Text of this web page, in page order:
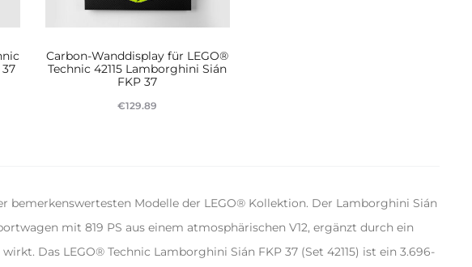
Carbon-Wanddisplay für LEGO®
Technic 42115 Lamborghini Sián
FKP 37
€129.89
bemerkenswertesten Modelle der LEGO® Kollektion. Der Lamborghini Sián
mit 819 PS aus einem atmosphärischen V12, ergänzt durch ein
Das LEGO® Technic Lamborghini Sián FKP 37 (Set 42115) ist ein 3.696-